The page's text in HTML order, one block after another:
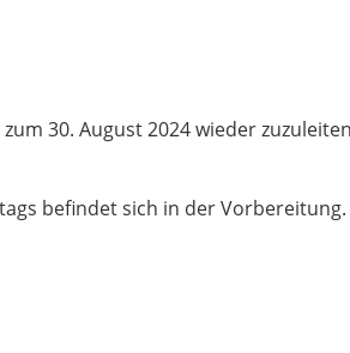
30. August 2024 wieder
befindet sich in der Vorbereitung.